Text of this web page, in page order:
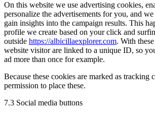
On this website we use advertising cookies,
personalize the advertisements for you, and
gain insights into the campaign results. This
profile we create based on your click and
outside https://albicillaexplorer.com. With
website visitor are linked to a unique ID, so
ad more than once for example.
Because these cookies are marked as tracking
permission to place these.
7.3 Social media buttons